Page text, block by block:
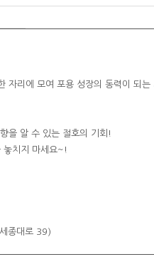
리에 모여 포용 성장의 동력이 되는
을 알 수 있는 절호의 기회!
놓치지 마세요~!
종대로 39)